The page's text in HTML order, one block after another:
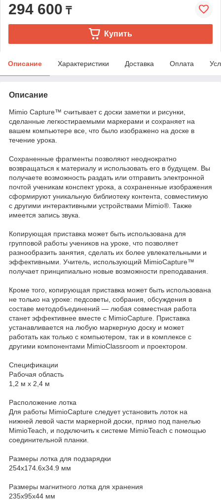
294 600 ₸
Купить
Описание Характеристики Доставка Оплата
Описание
Mimio Capture™ считывает с доски заметки и рисунки,
сделанные легкостираемыми маркерами и сохраняет на
вашем компьютере все, что было изображено на доске в
течение урока.
Сохраненные фрагменты позволяют неоднократно
возвращаться к материалу и использовать его в будущем. Вы
получаете возможность раздать или отправить электронной
почтой ученикам конспект урока, а сохраненные изображения
сформируют уникальную библиотеку контента, совместимую
с другими интерактивными устройствами Mimio®. Также
имеется запись звука.
Копирующая приставка может быть использована для
групповой работы учеников на уроке, что позволяет
разнообразить занятия, сделать их более увлекательными и
эффективными. Учитель, использующий MimioCapture™
получает принципиально новые возможности преподавания.
Кроме того, копирующая приставка может быть использована
не только на уроке: педсоветы, собрания, обсуждения в
составе методобъединений — любая совместная работа
станет эффективнее вместе с MimioCapture. Приставка
устанавливается на любую маркерную доску и может
работать как только с компьютером, так и в комплексе с
другими компонентами MimioClassroom и проектором.
Спецификации
Рабочая область
1,2 м x 2,4 м
Расположение лотка
Для работы MimioCapture следует установить лоток на
нижней левой части маркерной доски, прямо под панелью
MimioTeach, и подключить к системе MimioTeach с помощью
соединительной планки.
Размеры лотка для подзарядки
254х174.6х34.9 мм
Размеры магнитного лотка для хранения
235x95x44 мм